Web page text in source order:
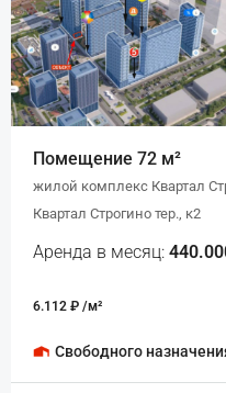
Помещение 72 м²
жилой комплекс Квартал
Квартал Строгино тер., к2
Аренда в месяц:
6.112 ₽ /м²
Свободного